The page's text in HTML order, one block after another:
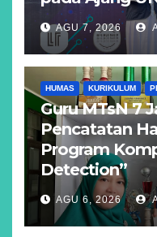
AGU 7, 2026
HUMAS KURIKULUM
Guru MTsN 7
Pencatatan
Program
Detection”
AGU 6, 2026